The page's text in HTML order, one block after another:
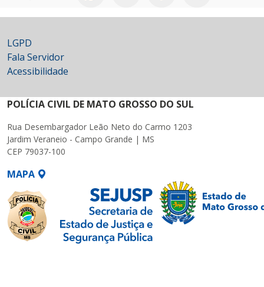
LGPD
Fala Servidor
Acessibilidade
POLÍCIA CIVIL DE MATO GROSSO DO SUL
Rua Desembargador Leão Neto do Carmo 1203
Jardim Veraneio - Campo Grande | MS
CEP 79037-100
MAPA